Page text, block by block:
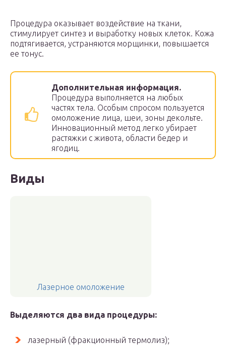
Процедура оказывает воздействие на ткани,
стимулирует синтез и выработку новых клеток. Кожа
подтягивается, устраняются морщинки, повышается
ее тонус.
Дополнительная информация.
Процедура выполняется на любых
частях тела. Особым спросом пользуется
омоложение лица, шеи, зоны декольте.
Инновационный метод легко убирает
растяжки с живота, области бедер и
ягодиц.
Виды
Лазерное омоложение
Выделяются два вида процедуры:
лазерный (фракционный термолиз);